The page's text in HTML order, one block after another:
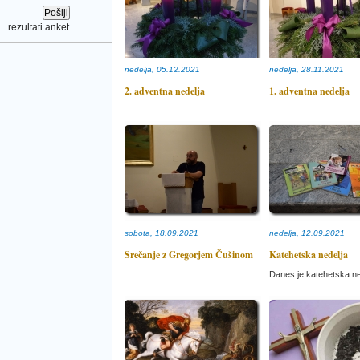
rezultati anket
nedelja, 05.12.2021
2. adventna nedelja
nedelja, 28.11.2021
1. adventna nedelja
sobota, 18.09.2021
Srečanje z Gregorjem Čušinom
nedelja, 12.09.2021
Katehetska nedelja
Danes je katehetska